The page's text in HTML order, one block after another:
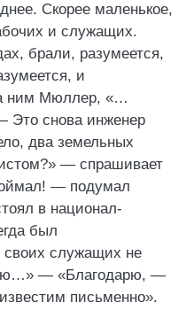
Скорее маленькое,
и служащих.
брали, разумеется,
и
ним Мюллер, «…
Это снова инженер
два земельных
— спрашивает
— подумал
в национал-
был
служащих не
— «Благодарю, —
письменно».